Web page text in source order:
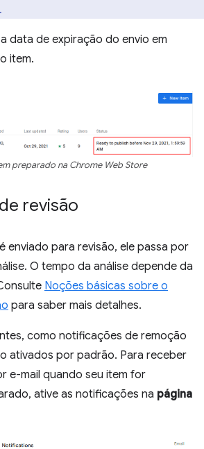
data de expiração do envio em
item.
preparado na Chrome Web Store
revisão
enviado para revisão, ele passa por
O tempo da análise depende da
Noções básicas sobre o
para saber mais detalhes.
como notificações de remoção
ativados por padrão. Para receber
e-mail quando seu item for
ative as notificações na página